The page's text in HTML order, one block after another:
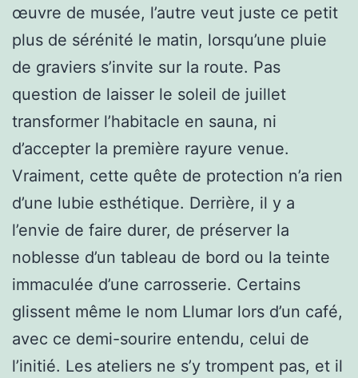
œuvre de musée, l’autre veut juste ce petit
plus de sérénité le matin, lorsqu’une pluie
de graviers s’invite sur la route. Pas
question de laisser le soleil de juillet
transformer l’habitacle en sauna, ni
d’accepter la première rayure venue.
Vraiment, cette quête de protection n’a rien
d’une lubie esthétique. Derrière, il y a
l’envie de faire durer, de préserver la
noblesse d’un tableau de bord ou la teinte
immaculée d’une carrosserie. Certains
glissent même le nom Llumar lors d’un café,
avec ce demi-sourire entendu, celui de
l’initié. Les ateliers ne s’y trompent pas, et il